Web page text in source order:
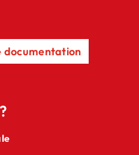
documentation